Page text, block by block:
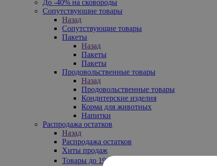
До -40% на сковороды
Сопутствующие товары
Назад
Сопутствующие товары
Пакеты
Назад
Пакеты
Пакеты
Продовольственные товары
Назад
Продовольственные товары
Кондитерские изделия
Корма для животных
Напитки
Распродажа остатков
Назад
Распродажа остатков
Хиты продаж
Товары до 199₽